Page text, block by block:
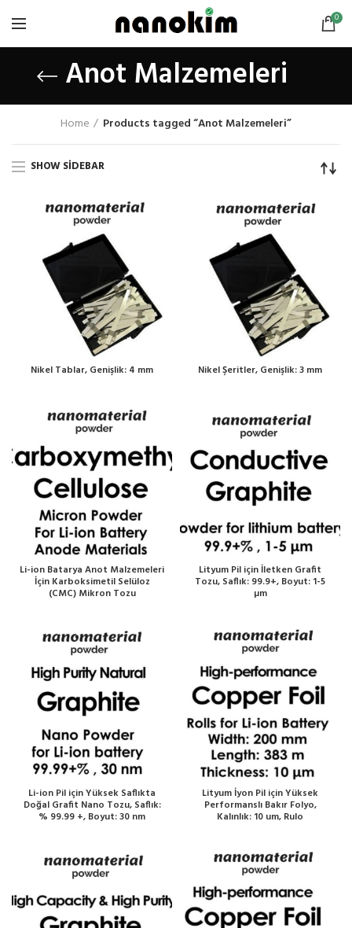
0
Anot Malzemeleri
Home Products tagged “Anot Malzemeleri”
SHOW SIDEBAR
Nikel Tablar, Genişlik: 4 mm Nikel Şeritler, Genişlik: 3 mm
Li-ion Batarya Anot Malzemeleri
İçin Karboksimetil Selüloz
(CMC) Mikron Tozu
Lityum Pil için İletken Grafit
Tozu, Saflık: 99.9+, Boyut: 1-5
µm
Li-ion Pil için Yüksek Saflıkta
Doğal Grafit Nano Tozu, Saflık:
% 99.99 +, Boyut: 30 nm
Lityum İyon Pil için Yüksek
Performanslı Bakır Folyo,
Kalınlık: 10 um, Rulo